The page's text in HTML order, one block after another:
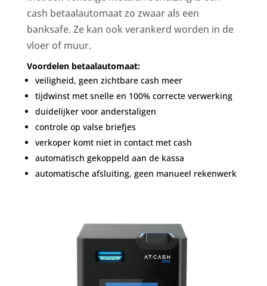
cash betaalautomaat zo zwaar als een
banksafe. Ze kan ook verankerd worden in de
vloer of muur.
Voordelen betaalautomaat:
veiligheid, geen zichtbare cash meer
tijdwinst met snelle en 100% correcte verwerking
duidelijker voor anderstaligen
controle op valse briefjes
verkoper komt niet in contact met cash
automatisch gekoppeld aan de kassa
automatische afsluiting, geen manueel rekenwerk